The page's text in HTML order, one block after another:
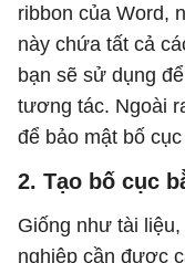
ribbon của Word,
này chứa tất cả
bạn sẽ sử dụng
tương tác. Ngoài
để bảo mật bố
2. Tạo bố cục
Giống như tài
nghiệp cần được